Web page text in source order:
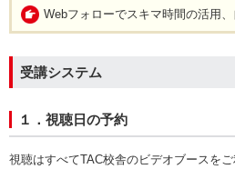
Webフォローでスキマ時間の活用
受講システム
１．視聴日の予約
視聴はすべてTAC校舎のビデオブースを